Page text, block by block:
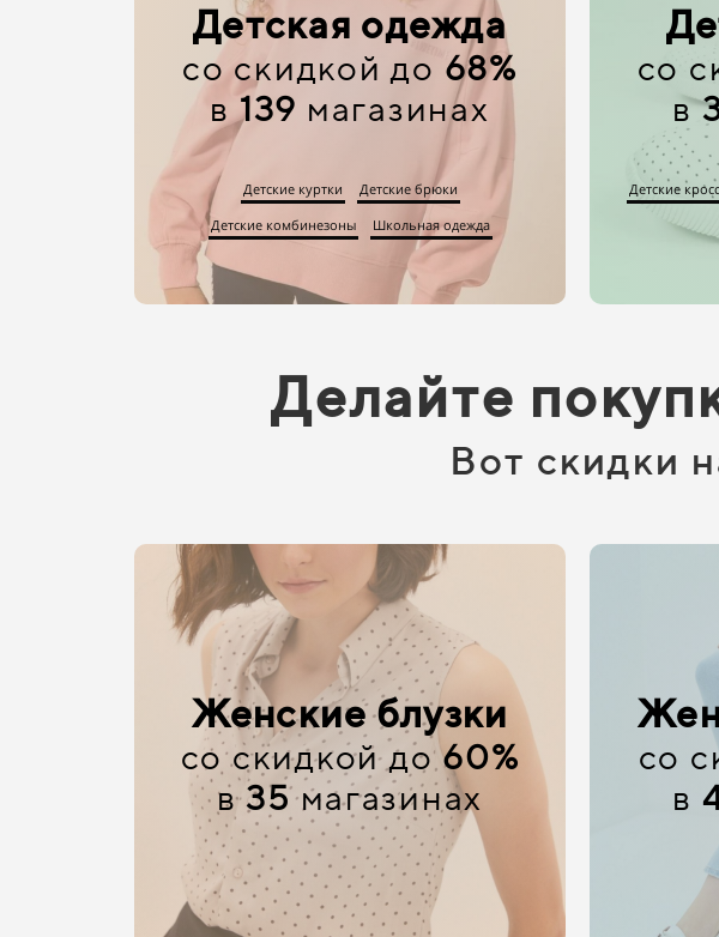
Детская одежда
со скидкой до 68%
в139 магазинах
Детские куртки Детские брюки
Детские комбинезоны Школьная одежда
со
в
Детские
Делайте
Вот скидки
Женские блузки
со скидкой до60%
в35магазинах
со
в